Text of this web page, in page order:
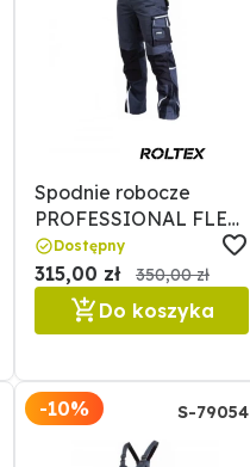
Spodnie robocze
PROFESSIONAL FLEX
LINE roz. LS 52
STALCO
Dostępny
315,00 zł 350,00 zł
Do koszyka
-10% S-79054